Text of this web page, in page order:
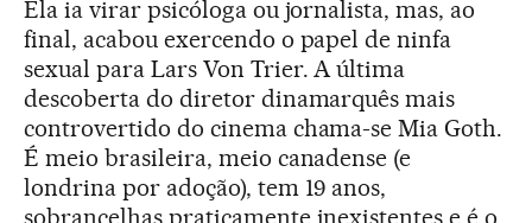
Ela ia virar psicóloga ou jornalista, mas, ao
final, acabou exercendo o papel de ninfa
sexual para Lars Von Trier. A última
descoberta do diretor dinamarquês mais
controvertido do cinema chama-se Mia Goth.
É meio brasileira, meio canadense (e
londrina por adoção), tem 19 anos,